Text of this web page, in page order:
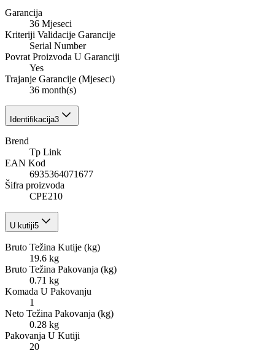
Garancija
36 Mjeseci
Kriteriji Validacije Garancije
Serial Number
Povrat Proizvoda U Garanciji
Yes
Trajanje Garancije (Mjeseci)
36 month(s)
Identifikacija3
Brend
Tp Link
EAN Kod
6935364071677
Šifra proizvoda
CPE210
U kutiji5
Bruto Težina Kutije (kg)
19.6 kg
Bruto Težina Pakovanja (kg)
0.71 kg
Komada U Pakovanju
1
Neto Težina Pakovanja (kg)
0.28 kg
Pakovanja U Kutiji
20